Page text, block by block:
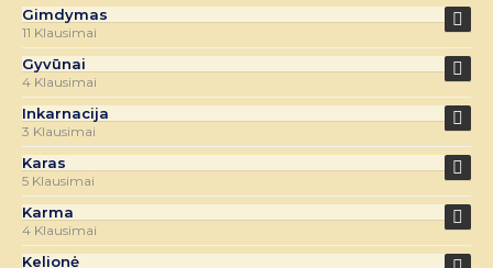
Gimdymas
11 Klausimai
Gyvūnai
4 Klausimai
Inkarnacija
3 Klausimai
Karas
5 Klausimai
Karma
4 Klausimai
Kelionė